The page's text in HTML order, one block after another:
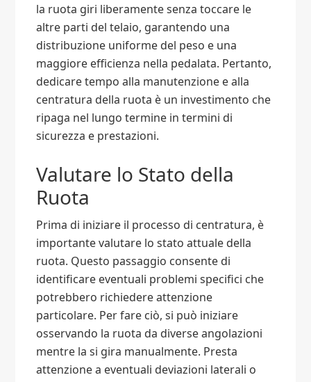
la ruota giri liberamente senza toccare le
altre parti del telaio, garantendo una
distribuzione uniforme del peso e una
maggiore efficienza nella pedalata. Pertanto,
dedicare tempo alla manutenzione e alla
centratura della ruota è un investimento che
ripaga nel lungo termine in termini di
sicurezza e prestazioni.
Valutare lo Stato della
Ruota
Prima di iniziare il processo di centratura, è
importante valutare lo stato attuale della
ruota. Questo passaggio consente di
identificare eventuali problemi specifici che
potrebbero richiedere attenzione
particolare. Per fare ciò, si può iniziare
osservando la ruota da diverse angolazioni
mentre la si gira manualmente. Presta
attenzione a eventuali deviazioni laterali o